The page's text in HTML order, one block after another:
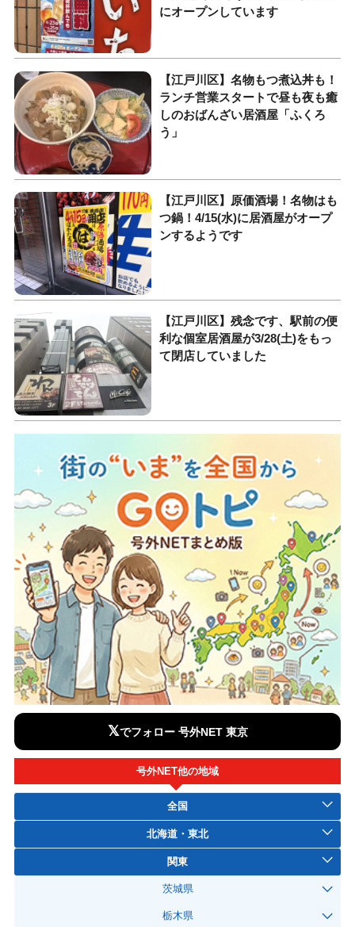
にオープンしています
【江戸川区】名物もつ煮込丼も！
ランチ営業スタートで昼も夜も癒
しのおばんざい居酒屋「ふくろ
う」
【江戸川区】原価酒場！名物はも
つ鍋！4/15(水)に居酒屋がオープ
ンするようです
【江戸川区】残念です、駅前の便
利な個室居酒屋が3/28(土)をもっ
て閉店していました
𝕏でフォロー 号外NET 東京
号外NET他の地域
全国
北海道・東北
関東
茨城県
栃木県